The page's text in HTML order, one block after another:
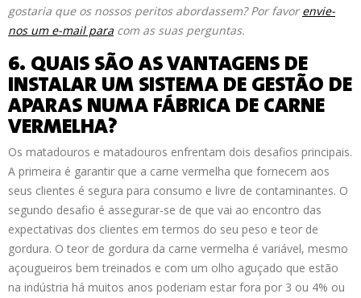
gostaria que os nossos peritos abordassem? Por favor envie-
nos um e-mail para com as suas perguntas.
6. QUAIS SÃO AS VANTAGENS DE
INSTALAR UM SISTEMA DE GESTÃO DE
APARAS NUMA FÁBRICA DE CARNE
VERMELHA?
Os matadouros e matadouros enfrentam dois desafios principais.
A primeira é garantir que a carne vermelha que fornecem aos
seus clientes é segura para consumo e livre de contaminantes. O
segundo desafio é assegurar-se de que vai ao encontro das
expectativas dos clientes em termos do seu peso e teor de
gordura. O teor de gordura da carne vermelha é variável, mesmo
açougueiros bem treinados e com um olho aguçado que estão
na indústria há muitos anos poderiam estar fora por 3 ou 4% ou